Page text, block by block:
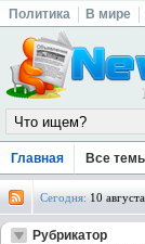
Политика В мире
Главная Все
Сегодня: 10
Рубрикатор